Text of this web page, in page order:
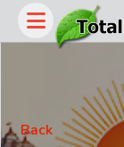
Back